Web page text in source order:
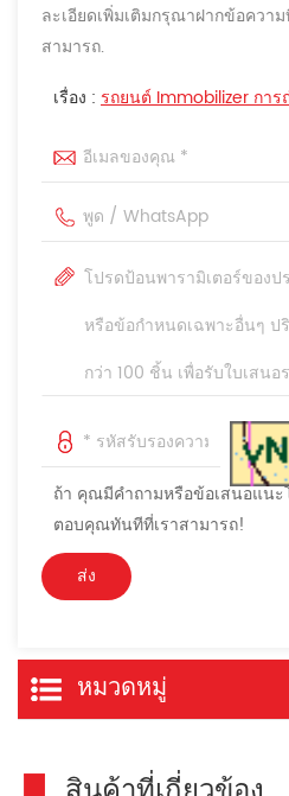
ละเอียดเพิ่มเติมกรุณาฝากข้อควา
สามารถ.
เรื่อง : รถยนต์ Immobilizer การ
ถ้า คุณมีคำถามหรือข้อเสนอแนะ
ตอบคุณทันทีที่เราสามารถ!
หมวดหมู่